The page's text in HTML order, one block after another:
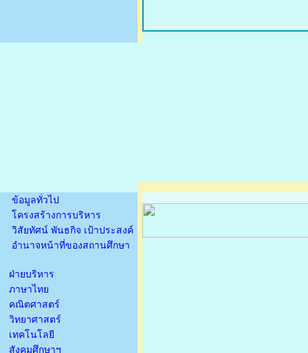
ข้อมูลทั่วไป
โครงสร้างการบริหาร
วิสัยทัศน์ พันธกิจ เป้าประสงค์
อำนาจหน้าที่ของสถานศึกษา
ฝ่ายบริหาร
ภาษาไทย
คณิตศาสตร์
วิทยาศาสตร์
เทคโนโลยี
สังคมศึกษาฯ